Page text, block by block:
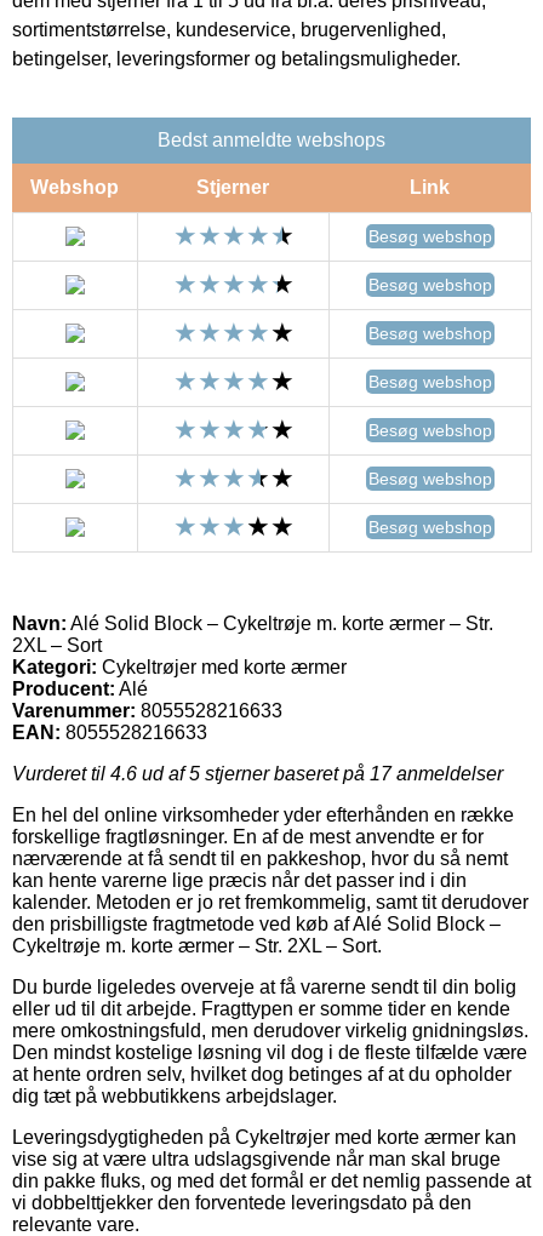
sortimentstørrelse, kundeservice, brugervenlighed,
betingelser, leveringsformer og betalingsmuligheder.
Bedst anmeldte webshops
Webshop Stjerner Link
Besøg webshop
Besøg webshop
Besøg webshop
Besøg webshop
Besøg webshop
Besøg webshop
Besøg webshop
Navn: Alé Solid Block – Cykeltrøje m. korte ærmer – Str.
2XL – Sort
Kategori: Cykeltrøjer med korte ærmer
Producent: Alé
Varenummer: 8055528216633
EAN: 8055528216633
Vurderet til 4.6 ud af 5 stjerner baseret på 17anmeldelser
En hel del online virksomheder yder efterhånden en række
forskellige fragtløsninger. En af de mest anvendte er for
nærværende at få sendt til en pakkeshop, hvor du så nemt
kan hente varerne lige præcis når det passer ind i din
kalender. Metoden er jo ret fremkommelig, samt tit derudover
den prisbilligste fragtmetode ved køb af Alé Solid Block –
Cykeltrøje m. korte ærmer – Str. 2XL – Sort.
Du burde ligeledes overveje at få varerne sendt til din bolig
eller ud til dit arbejde. Fragttypen er somme tider en kende
mere omkostningsfuld, men derudover virkelig gnidningsløs.
Den mindst kostelige løsning vil dog i de fleste tilfælde være
at hente ordren selv, hvilket dog betinges af at du opholder
dig tæt på webbutikkens arbejdslager.
Leveringsdygtigheden på Cykeltrøjer med korte ærmer kan
vise sig at være ultra udslagsgivende når man skal bruge
din pakke fluks, og med det formål er det nemlig passende at
vi dobbelttjekker den forventede leveringsdato på den
relevante vare.